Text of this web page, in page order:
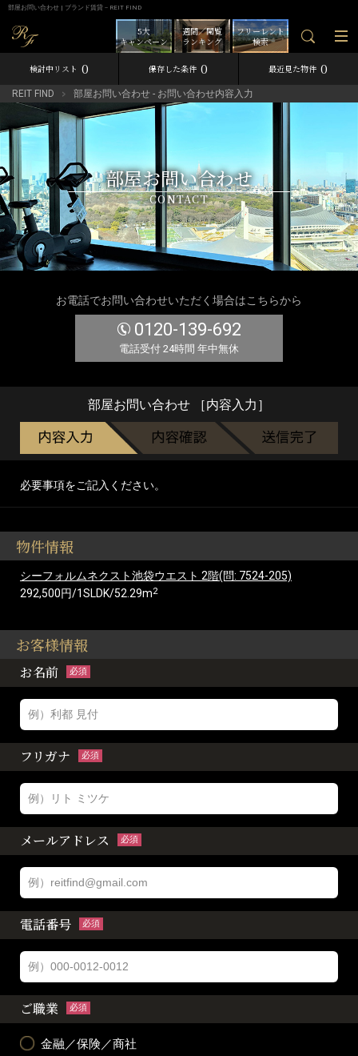
部屋お問い合わせ | ブランド賃貸－REIT FIND
フリーレント
検索
週間／閲覧
ランキング
5大
キャンペーン
検討中リスト 0 保存した条件 0 最近見た物件 0
REIT FIND 部屋お問い合わせ - お問い合わせ内容入力
部屋お問い合わせ
CONTACT
お電話でお問い合わせいただく場合はこちらから
0120-139-692
電話受付 24時間 年中無休
部屋お問い合わせ ［内容入力］
必要事項をご記入ください。
物件情報
シーフォルムネクスト池袋ウエスト 2階(問: 7524-205)
292,500円/1SLDK/52.29m2
お客様情報
お名前 必須
フリガナ 必須
メールアドレス 必須
電話番号 必須
ご職業 必須
金融／保険／商社